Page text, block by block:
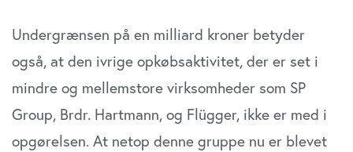
analysepartnere. Vores partnere kan kombinere disse
data med andre oplysninger, du har givet dem, eller som
de har indsamlet fra din brug af deres tjenester. Du
samtykker til vores cookies, hvis du fortsætter med at
anvende vores hjemmeside.
Undergrænsen på en milliard kroner betyder
også, at den ivrige opkøbsaktivitet, der er set i
mindre og mellemstore virksomheder som SP
Group, Brdr. Hartmann, og Flügger, ikke er med i
opgørelsen. At netop denne gruppe nu er blevet